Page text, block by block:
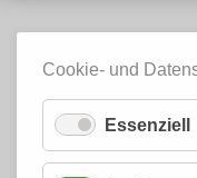
Cookie- und
Essenziell